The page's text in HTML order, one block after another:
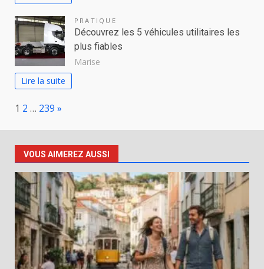
PRATIQUE
Découvrez les 5 véhicules utilitaires les
plus fiables
Marise
Lire la suite
Page:
1 2 … 239 Next
»
VOUS AIMEREZ AUSSI